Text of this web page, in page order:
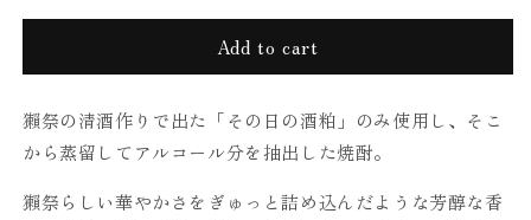
Add to cart
獺祭の清酒作りで出た「その日の酒粕」のみ使用し、そこ
から蒸留してアルコール分を抽出した焼酎。
獺祭らしい華やかさをぎゅっと詰め込んだような芳醇な香